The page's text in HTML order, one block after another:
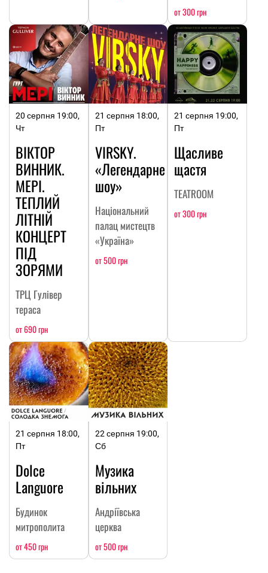
от 300 грн
20 серпня 19:00,
Чт
ВІКТОР
ВИННИК.
МЕРІ.
ТЕПЛИЙ
ЛІТНІЙ
КОНЦЕРТ
ПІД
ЗОРЯМИ
ТРЦ Гулівер
тераса
от 690 грн
21 серпня 18:00,
Пт
VIRSKY.
«Легендарне
шоу»
Національний
палац мистецтв
«Україна»
от 500 грн
21 серпня 19:00,
Пт
Щасливе
щастя
TEATROOM
от 300 грн
21 серпня 18:00,
Пт
Dolce
Languore
Будинок
митрополита
от 450 грн
22 серпня 19:00,
Сб
Музика
вільних
Андріївська
церква
от 500 грн